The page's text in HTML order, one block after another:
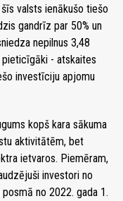
valsts ienākušo tiešo
gandrīz par 50% un
nepilnus 3,48
- atskaites
investīciju apjomu
kopš kara sākuma
aktivitātēm, bet
ietvaros. Piemēram,
investori no
no 2022. gada 1.